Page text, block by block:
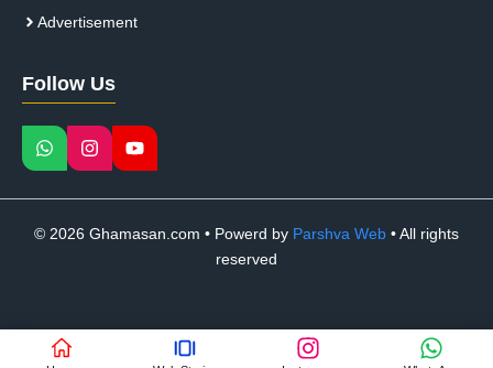
Advertisement
Follow Us
© 2026 Ghamasan.com • Powerd by Parshva Web • All rights
reserved